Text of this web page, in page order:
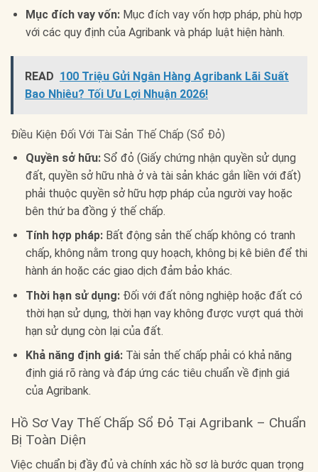
Mục đích vay vốn:Mục đích vay vốn hợp pháp, phù hợp
với các quy định của Agribank và pháp luật hiện hành.
READ 100 Triệu Gửi Ngân Hàng Agribank Lãi Suất
Bao Nhiêu? Tối Ưu Lợi Nhuận 2026!
Điều Kiện Đối Với Tài Sản Thế Chấp (Sổ Đỏ)
Quyền sở hữu:Sổ đỏ (Giấy chứng nhận quyền sử dụng
đất, quyền sở hữu nhà ở và tài sản khác gắn liền với đất)
phải thuộc quyền sở hữu hợp pháp của người vay hoặc
bên thứ ba đồng ý thế chấp.
Tính hợp pháp:Bất động sản thế chấp không có tranh
chấp, không nằm trong quy hoạch, không bị kê biên để thi
hành án hoặc các giao dịch đảm bảo khác.
Thời hạn sử dụng:Đối với đất nông nghiệp hoặc đất có
thời hạn sử dụng, thời hạn vay không được vượt quá thời
hạn sử dụng còn lại của đất.
Khả năng định giá:Tài sản thế chấp phải có khả năng
định giá rõ ràng và đáp ứng các tiêu chuẩn về định giá
của Agribank.
Hồ Sơ Vay Thế Chấp Sổ Đỏ Tại Agribank – Chuẩn
Bị Toàn Diện
Việc chuẩn bị đầy đủ và chính xác hồ sơ là bước quan trọng